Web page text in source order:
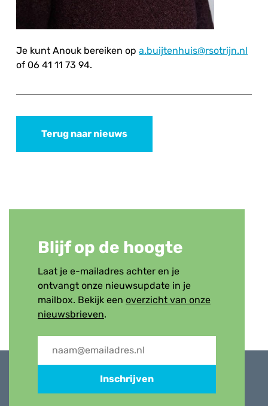
Je kunt Anouk bereiken op a.buijtenhuis@rsotrijn.nl
of 06 41 11 73 94.
Terug naar nieuws
Blijf op de hoogte
Laat je e-mailadres achter en je
ontvangt onze nieuwsupdate in je
mailbox. Bekijk een overzicht van onze
nieuwsbrieven.
Inschrijven